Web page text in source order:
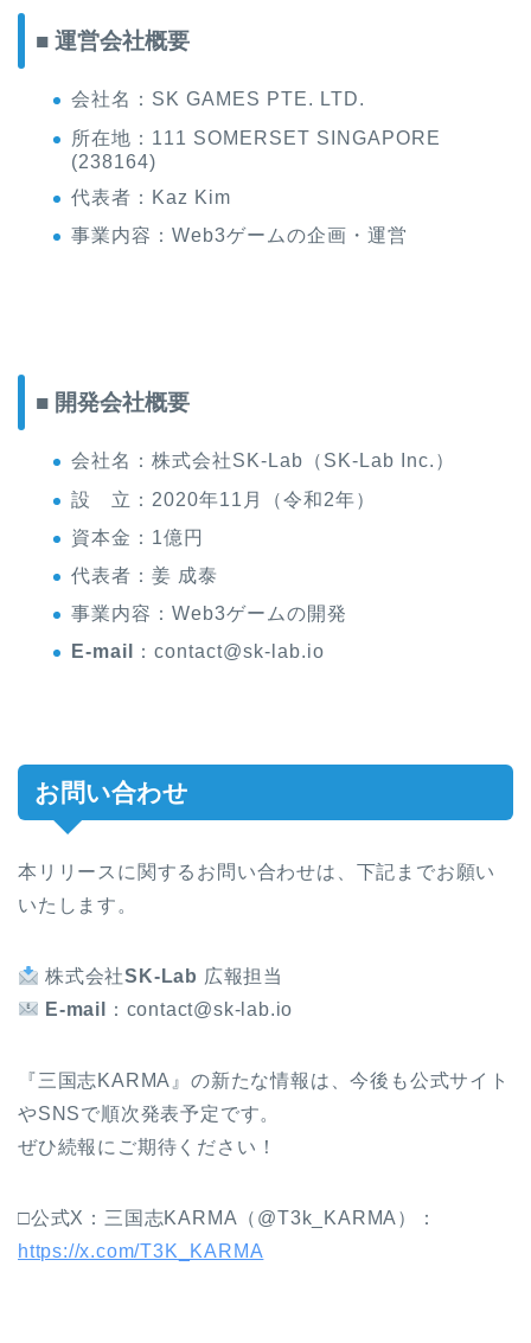
■ 運営会社概要
会社名：SK GAMES PTE. LTD.
所在地：111 SOMERSET SINGAPORE
(238164)
代表者：Kaz Kim
事業内容：Web3ゲームの企画・運営
■ 開発会社概要
会社名：株式会社SK-Lab（SK-Lab Inc.）
設 立：2020年11月（令和2年）
資本金：1億円
代表者：姜 成泰
事業内容：Web3ゲームの開発
E-mail
：contact@sk-lab.io
お問い合わせ
本リリースに関するお問い合わせは、下記までお願い
いたします。
株式会社SK-Lab 広報担当
E-mail
：contact@sk-lab.io
『三国志KARMA』の新たな情報は、今後も公式サイト
やSNSで順次発表予定です。
ぜひ続報にご期待ください！
□公式X：三国志KARMA（@T3k_KARMA）：
https://x.com/T3K_KARMA